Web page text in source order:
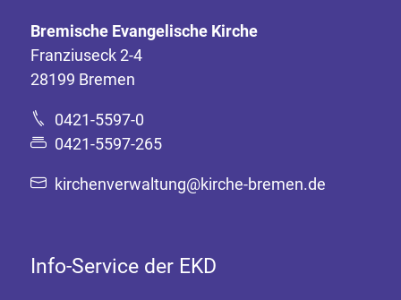
Bremische Evangelische Kirche
Franziuseck 2-4
28199 Bremen
0421-5597-0
0421-5597-265
kirchenverwaltung@kirche-bremen.de
Info-Service der EKD